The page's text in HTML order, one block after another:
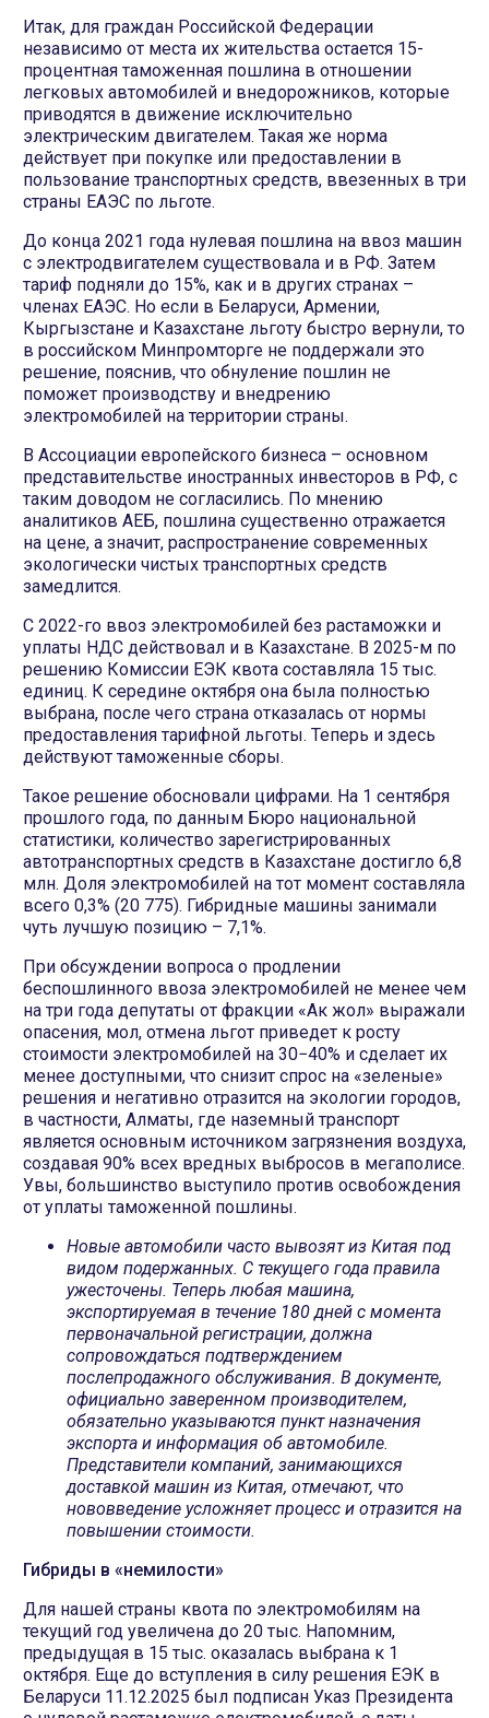
Итак, для граждан Российской Федерации
независимо от места их жительства остается 15-
процентная таможенная пошлина в отношении
легковых автомобилей и внедорожников, которые
приводятся в движение исключительно
электрическим двигателем. Такая же норма
действует при покупке или предоставлении в
пользование транспортных средств, ввезенных в три
страны ЕАЭС по льготе.
До конца 2021 года нулевая пошлина на ввоз машин
с электродвигателем существовала и в РФ. Затем
тариф подняли до 15%, как и в других странах –
членах ЕАЭС. Но если в Беларуси, Армении,
Кыргызстане и Казахстане льготу быстро вернули, то
в российском Минпромторге не поддержали это
решение, пояснив, что обнуление пошлин не
поможет производству и внедрению
электромобилей на территории страны.
В Ассоциации европейского бизнеса – основном
представительстве иностранных инвесторов в РФ, с
таким доводом не согласились. По мнению
аналитиков АЕБ, пошлина существенно отражается
на цене, а значит, распространение современных
экологически чистых транспортных средств
замедлится.
С 2022-го ввоз электромобилей без растаможки и
уплаты НДС действовал и в Казахстане. В 2025-м по
решению Комиссии ЕЭК квота составляла 15 тыс.
единиц. К середине октября она была полностью
выбрана, после чего страна отказалась от нормы
предоставления тарифной льготы. Теперь и здесь
действуют таможенные сборы.
Такое решение обосновали цифрами. На 1 сентября
прошлого года, по данным Бюро национальной
статистики, количество зарегистрированных
автотранспортных средств в Казахстане достигло 6,8
млн. Доля электромобилей на тот момент составляла
всего 0,3% (20 775). Гибридные машины занимали
чуть лучшую позицию – 7,1%.
При обсуждении вопроса о продлении
беспошлинного ввоза электромобилей не менее чем
на три года депутаты от фракции «Ак жол» выражали
опасения, мол, отмена льгот приведет к росту
стоимости электромобилей на 30−40% и сделает их
менее доступными, что снизит спрос на «зеленые»
решения и негативно отразится на экологии городов,
в частности, Алматы, где наземный транспорт
является основным источником загрязнения воздуха,
создавая 90% всех вредных выбросов в мегаполисе.
Увы, большинство выступило против освобождения
от уплаты таможенной пошлины.
Новые автомобили часто вывозят из Китая под
видом подержанных. С текущего года правила
ужесточены. Теперь любая машина,
экспортируемая в течение 180 дней с момента
первоначальной регистрации, должна
сопровождаться подтверждением
послепродажного обслуживания. В документе,
официально заверенном производителем,
обязательно указываются пункт назначения
экспорта и информация об автомобиле.
Представители компаний, занимающихся
доставкой машин из Китая, отмечают, что
нововведение усложняет процесс и отразится на
повышении стоимости.
Гибриды в «немилости»
Для нашей страны квота по электромобилям на
текущий год увеличена до 20 тыс. Напомним,
предыдущая в 15 тыс. оказалась выбрана к 1
октября. Еще до вступления в силу решения ЕЭК в
Беларуси 11.12.2025 был подписан Указ Президента